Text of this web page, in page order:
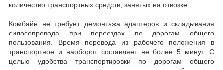
количество транспортных средств, занятых на отвозке.
Комбайн не требует демонтажа адаптеров и складывания
силосопровода при переездах по дорогам общего
пользования. Время перевода из рабочего положения в
транспортное и наоборот составляет не более 5 минут. С
целью удобства транспортировки по дорогам общего